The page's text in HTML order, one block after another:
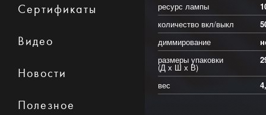
ресурс лампы
количество вкл/выкл
диммирование
размеры упаковки
(Д х Ш х В)
вес
Сертификаты
Видео
Новости
Полезное